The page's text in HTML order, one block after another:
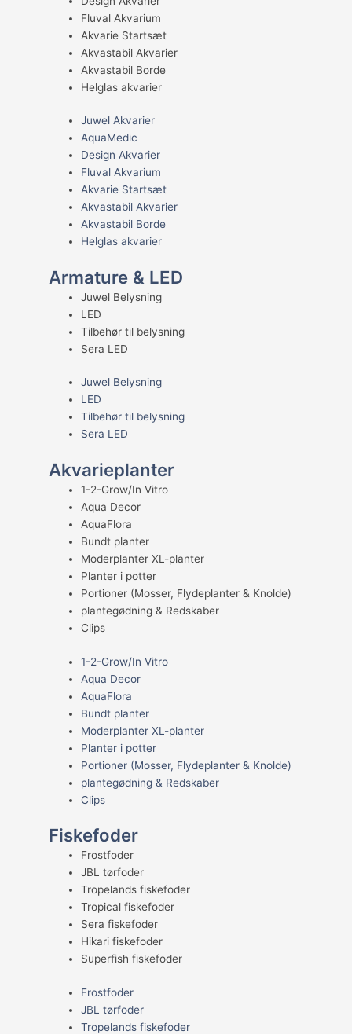
Fluval Akvarium
Akvarie Startsæt
Akvastabil Akvarier
Akvastabil Borde
Helglas akvarier
Juwel Akvarier
AquaMedic
Design Akvarier
Fluval Akvarium
Akvarie Startsæt
Akvastabil Akvarier
Akvastabil Borde
Helglas akvarier
Armature & LED
Juwel Belysning
LED
Tilbehør til belysning
Sera LED
Juwel Belysning
LED
Tilbehør til belysning
Sera LED
Akvarieplanter
1-2-Grow/In Vitro
Aqua Decor
AquaFlora
Bundt planter
Moderplanter XL-planter
Planter i potter
Portioner (Mosser, Flydeplanter & Knolde)
plantegødning & Redskaber
Clips
1-2-Grow/In Vitro
Aqua Decor
AquaFlora
Bundt planter
Moderplanter XL-planter
Planter i potter
Portioner (Mosser, Flydeplanter & Knolde)
plantegødning & Redskaber
Clips
Fiskefoder
Frostfoder
JBL tørfoder
Tropelands fiskefoder
Tropical fiskefoder
Sera fiskefoder
Hikari fiskefoder
Superfish fiskefoder
Frostfoder
JBL tørfoder
Tropelands fiskefoder